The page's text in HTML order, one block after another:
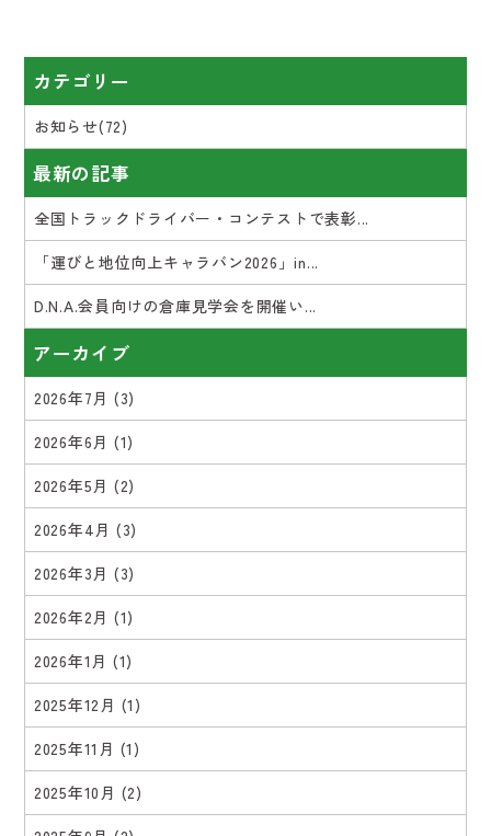
カテゴリー
お知らせ(72)
最新の記事
全国トラックドライバー・コンテストで表彰...
「運びと地位向上キャラバン2026」in...
D.N.A.会員向けの倉庫見学会を開催い...
アーカイブ
2026年7月 (3)
2026年6月 (1)
2026年5月 (2)
2026年4月 (3)
2026年3月 (3)
2026年2月 (1)
2026年1月 (1)
2025年12月 (1)
2025年11月 (1)
2025年10月 (2)